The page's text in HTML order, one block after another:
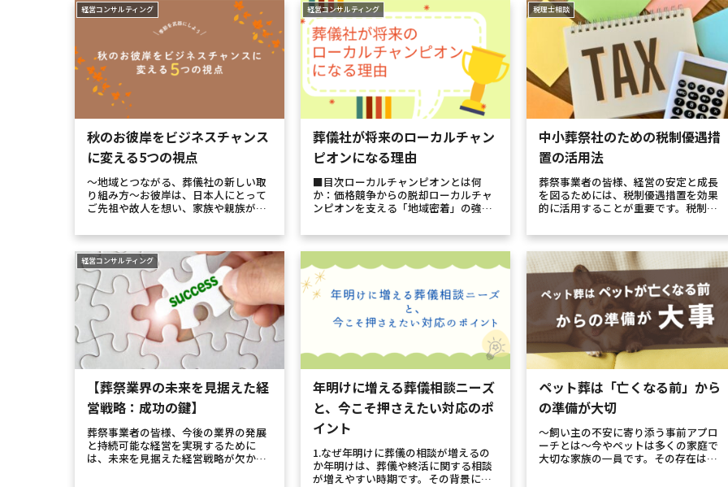
経営コンサルティング
秋のお彼岸をビジネスチャンス
に変える5つの視点
～地域とつながる、葬儀社の新しい取
り組み方～お彼岸は、日本人にとって
ご先祖や故人を想い、家族や親族が集
社にとっても「地域住民と自然に接点
ろが、「お彼岸はお寺や墓地の行事だ
か...
経営コンサルティング
葬儀社が将来のローカルチャン
ピオンになる理由
■目次ローカルチャンピオンとは何
か：価格競争からの脱却ローカルチャ
ンピオンを支える「地域密着」の強み
命「地域共生」を軸とした二つの成長
競...
税理士相談
中小葬祭社のための税制優遇措
置の活用法
葬祭事業者の皆様、経営の安定と成長
を図るためには、税制優遇措置を効果
的に活用することが重要です。税制優
題を軽減し、持続的な発展を支援する
小葬祭社が利用できる主な税制優遇措
置...
経営コンサルティング
【葬祭業界の未来を見据えた経
営戦略：成功の鍵】
葬祭事業者の皆様、今後の業界の発展
と持続可能な経営を実現するために
は、未来を見据えた経営戦略が欠かせ
年明けに増える葬儀相談ニーズ
と、今こそ押さえたい対応のポ
イント
1.なぜ年明けに葬儀の相談が増えるの
か年明けは、葬儀や終活に関する相談
が増えやすい時期です。その背景に
ペット葬は「亡くなる前」から
の準備が大切
～飼い主の不安に寄り添う事前アプロ
ーチとは～今やペットは多くの家庭で
大切な家族の一員です。その存在は